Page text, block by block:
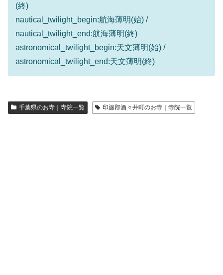
(終)
nautical_twilight_begin:航海薄明(始) /
nautical_twilight_end:航海薄明(終)
astronomical_twilight_begin:天文薄明(始) /
astronomical_twilight_end:天文薄明(終)
千葉県のお寺｜寺院一覧 印旛郡酒々井町のお寺｜寺院一覧